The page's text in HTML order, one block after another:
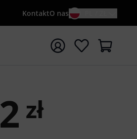
KontaktO nas
kluczowego {searchTerm}
zł